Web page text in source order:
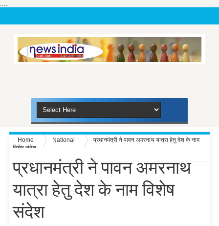
....
Home National
प्रधानमंत्री ने पावन अमरनाथ यात्रा हेतु देश के नाम
विशेष संदेश
प्रधानमंत्री ने पावन अमरनाथ
यात्रा हेतु देश के नाम विशेष
संदेश